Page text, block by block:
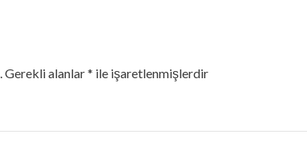
Gerekli alanlar* ile işaretlenmişlerdir